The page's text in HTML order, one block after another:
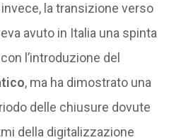
la transizione verso
avuto in Italia una spinta
l’introduzione del
, ma ha dimostrato una
delle chiusure dovute
della digitalizzazione